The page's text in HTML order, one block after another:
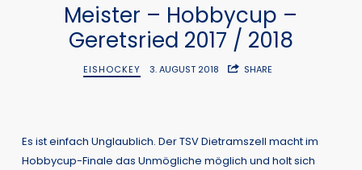
Meister – Hobbycup –
Geretsried 2017 / 2018
EISHOCKEY 3. AUGUST 2018 SHARE
Es ist einfach Unglaublich. Der TSV Dietramszell macht im
Hobbycup-Finale das Unmögliche möglich und holt sich